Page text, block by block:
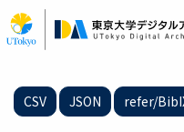
イ
ン
CSV JSON refer/